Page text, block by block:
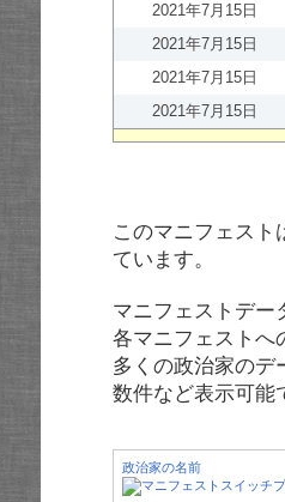
2021年7月15日
2021年7月15日
2021年7月15日
2021年7月15日
このマニフェスト
ています。
マニフェストデー
各マニフェストへ
多くの政治家のデ
数件など表示可能
政治家の名前